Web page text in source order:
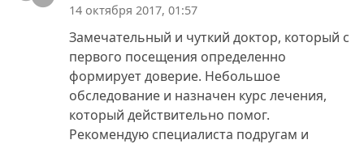
14 октября 2017, 01:57
Замечательный и чуткий доктор, который с
первого посещения определенно
формирует доверие. Небольшое
обследование и назначен курс лечения,
который действительно помог.
Рекомендую специалиста подругам и